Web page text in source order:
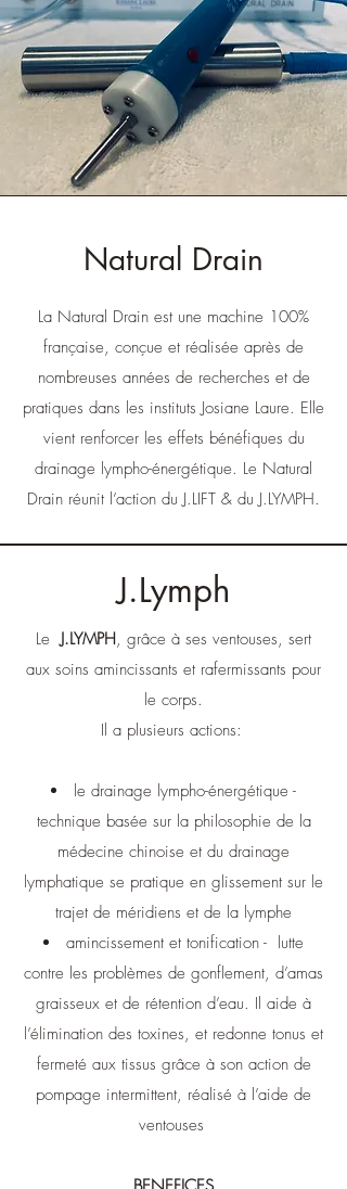
Natural Drain
La Natural Drain est une machine 100%
française, conçue et réalisée après de
nombreuses années de recherches et de
pratiques dans les instituts Josiane Laure. Elle
vient renforcer les effets bénéfiques du
drainage lympho-énergétique. Le Natural
Drain réunit l’action du J.LIFT & du J.LYMPH.
J.Lymph
Le J.LYMPH, grâce à ses ventouses, sert
aux soins amincissants et rafermissants pour
le corps.
Il a plusieurs actions:
le drainage lympho-énergétique -
technique basée sur la philosophie de la
médecine chinoise et du drainage
lymphatique se pratique en glissement sur le
trajet de méridiens et de la lymphe
amincissement et tonification - lutte
contre les problèmes de gonflement, d’amas
graisseux et de rétention d’eau. Il aide à
l’élimination des toxines, et redonne tonus et
fermeté aux tissus grâce à son action de
pompage intermittent, réalisé à l’aide de
ventouses